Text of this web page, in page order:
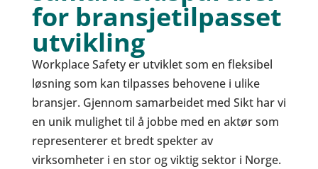
for bransjetilpasset
utvikling
Workplace Safety er utviklet som en fleksibel
løsning som kan tilpasses behovene i ulike
bransjer. Gjennom samarbeidet med Sikt har vi
en unik mulighet til å jobbe med en aktør som
representerer et bredt spekter av
virksomheter i en stor og viktig sektor i Norge.